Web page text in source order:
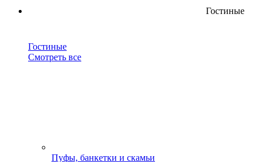
Гостиные
Гостиные
Смотреть все
Пуфы, банкетки и скамьи